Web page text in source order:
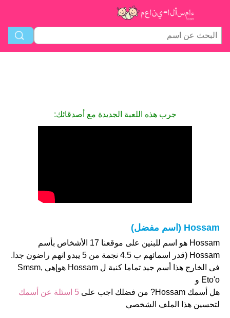
جرب هذه اللعبة الجديدة مع أصدقائك:
Hossam (اسم مفضل)
Hossam هو اسم للبنين على موقعنا 17 الأشخاص بأسم
Hossam (قدر اسمائهم ب 4.5 نجمة من 5 يبدو انهم راضون جدا.
فى الخارج هذا أسم جيد تماما كنية ل Hossam هو|هي Smsm,
Eto'o و
هل أسمك Hossam? من فضلك اجب على
5 اسئلة عن أسمك
لتحسين هذا الملف الشخصي